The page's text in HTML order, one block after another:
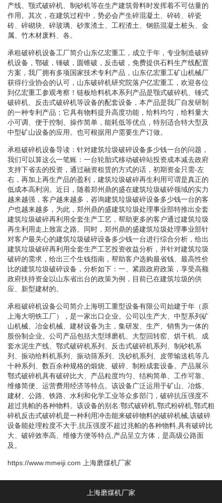
产线、颚式破碎机、制砂机等在生产建筑骨料时发挥着不可估量的
作用。其次，在建筑过程中，势必会产生碎混凝土、碎砖、碎瓷
砖、碎砌块、碎玻璃、砂浆渣土、工程渣土、钢筋混凝土桩头、金
属、竹木材废料、各。
承租破碎机设备工厂简介山东亿宏重工，成立于年，专业制造破碎
机设备，鄂破，锤破，圆锥破，反击破，免费提供石料生产线配置
方案，我厂拥有多项国家技术专利产品，山东亿宏重工矿山机械厂
获得行业协会的认可，山东破碎机研究院落户亿宏重工，欢迎各位
到亿宏重工参观考察！链板给料机本系列产品是颚式破碎机、锤式
破碎机、反击式破碎机等设备的配套设备，本产品是我厂自发研制
的一种专利产品；它具有物料提升高度功能，给料均匀，给料量大
小可调、便于控制、操作简单，能耗低等优点，特别适合特大型及
中型矿山设备的应用。也可根据用户需要生产订做。
承租破碎机设备导读：针对建筑垃圾破碎设备多少钱一台的问题，
我们可以算这么一笔账：一台轮胎式移动破碎站投资成本减去政府
支持下省去的投资，通过融资租赁的方式的话，初期资金只需-左
右，再加上再生产品的盈利，建筑垃圾破碎再生利用可谓是真正的
低成本高利润。近日，随着郑州鼎的盛在建筑垃圾破碎领域的实力
越来越强，客户越来越多，咨询建筑垃圾破碎设备多少钱一台的客
户也越来越多，为此，郑州鼎的盛建筑垃圾处理事业部特推出全套
建筑垃圾破碎再利用全套生产工艺，帮助更多的客户通过建筑垃圾
再生利用走上致富之路。同时，郑州鼎的盛建筑垃圾处理事业部针
对客户最关心的建筑垃圾破碎设备多少钱一台进行综合分析，给出
建筑垃圾破碎再利用全套生产工艺投资收益分析，并针对建筑垃圾
破碎的需求，给出三个生钱指南，帮助客户选购最省钱、最高性价
比的建筑垃圾破碎设备，分析如下：一、紧跟政府政策，享受高额
政府扶持资金以山东省出台的政策为例，目前已在建筑垃圾的供
应、新型建材的。
承租破碎机设备公司简介上海明工重型设备有限公司始建于年（原
上海大明铁工厂），是一家出口企业。公司以生产大、中型系列矿
山机械、冶金机械、建材设备为主，集研发、生产、销售为一体的
股份制企业。公司产品包括大型球磨机、大型回转窑、烘干机、成
套水泥生产线、鄂式破碎机系列、反击式破碎机系列、制砂机系
列、振动给料机系列、振动筛系列、洗砂机系列、皮带输送机等几
十种系列、数百余种规格的煅烧、破碎、制粉成套设备。产品展示
鄂式破碎机具有破碎比大、产品粒度均匀、结构简单、工作可靠、
维修简便、运营费用经济等特点。该设备广泛运用于矿山、冶炼、
建材、公路、铁路、水利和化学工业等众多部门，破碎抗压强度不
超过兆帕的各种物料。该设备的别名:鄂式破碎机,鄂式粉碎机,鄂式粗
碎机反击式破碎机是一种利用冲击能来破碎物料的破碎机械,该破碎
设备能处理粒度不大于,抗压强度不超过兆帕的各种物料,具有破碎比
大、破碎效率高、维修方便等特点,产品呈立方体，是高级公路面
及。
https://www.mmeiji.com 上海磨煤机厂家
上海磨煤机厂家